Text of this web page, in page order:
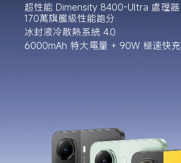
超性能 Dimensity 8400-Ultra 處理器
冰封液冷散熱系統 4.0
6000mAh 特大電量 + 90W 極速快充